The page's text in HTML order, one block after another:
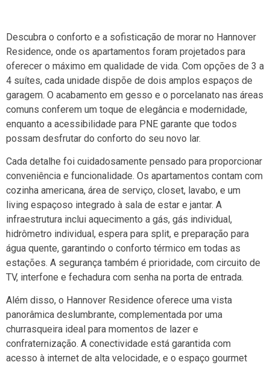
Descubra o conforto e a sofisticação de morar no Hannover
Residence, onde os apartamentos foram projetados para
oferecer o máximo em qualidade de vida. Com opções de 3 a
4 suítes, cada unidade dispõe de dois amplos espaços de
garagem. O acabamento em gesso e o porcelanato nas áreas
comuns conferem um toque de elegância e modernidade,
enquanto a acessibilidade para PNE garante que todos
possam desfrutar do conforto do seu novo lar.
Cada detalhe foi cuidadosamente pensado para proporcionar
conveniência e funcionalidade. Os apartamentos contam com
cozinha americana, área de serviço, closet, lavabo, e um
living espaçoso integrado à sala de estar e jantar. A
infraestrutura inclui aquecimento a gás, gás individual,
hidrômetro individual, espera para split, e preparação para
água quente, garantindo o conforto térmico em todas as
estações. A segurança também é prioridade, com circuito de
TV, interfone e fechadura com senha na porta de entrada.
Além disso, o Hannover Residence oferece uma vista
panorâmica deslumbrante, complementada por uma
churrasqueira ideal para momentos de lazer e
confraternização. A conectividade está garantida com
acesso à internet de alta velocidade, e o espaço gourmet